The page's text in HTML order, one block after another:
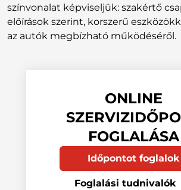
színvonalat képviseljük: szakértő
előírások szerint, korszerű
az autók megbízható működéséről.
ONLINE
FOGLALÁSA
Időpontot foglalok
Foglalási tudnivalók